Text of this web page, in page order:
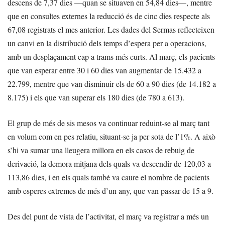
descens de 7,37 dies —quan se situaven en 54,84 dies—, mentre
que en consultes externes la reducció és de cinc dies respecte als
67,08 registrats el mes anterior. Les dades del Sermas reflecteixen
un canvi en la distribució dels temps d’espera per a operacions,
amb un desplaçament cap a trams més curts. Al març, els pacients
que van esperar entre 30 i 60 dies van augmentar de 15.432 a
22.799, mentre que van disminuir els de 60 a 90 dies (de 14.182 a
8.175) i els que van superar els 180 dies (de 780 a 613).
El grup de més de sis mesos va continuar reduint-se al març tant
en volum com en pes relatiu, situant-se ja per sota de l’1%. A això
s’hi va sumar una lleugera millora en els casos de rebuig de
derivació, la demora mitjana dels quals va descendir de 120,03 a
113,86 dies, i en els quals també va caure el nombre de pacients
amb esperes extremes de més d’un any, que van passar de 15 a 9.
Des del punt de vista de l’activitat, el març va registrar a més un